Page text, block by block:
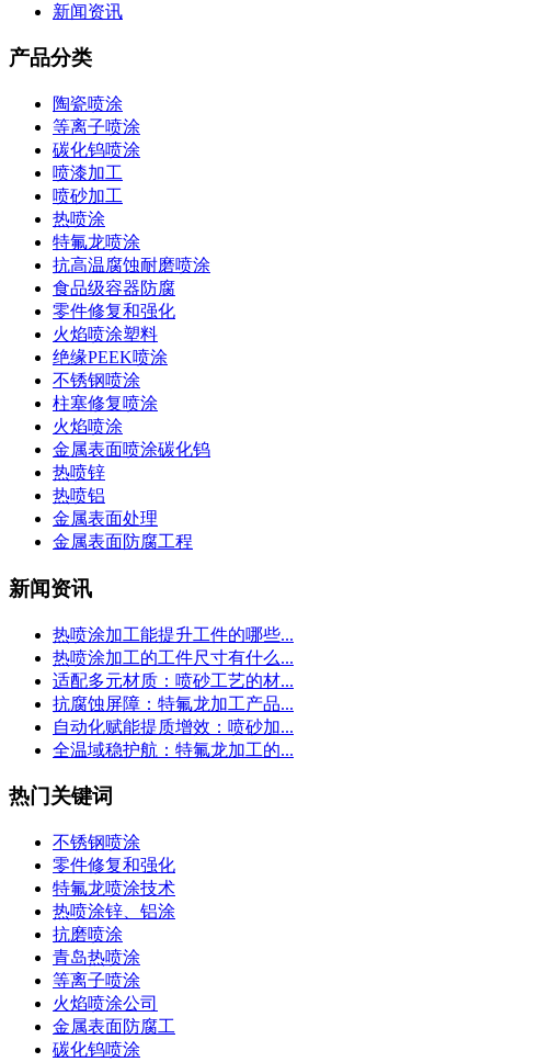
新闻资讯
产品分类
陶瓷喷涂
等离子喷涂
碳化钨喷涂
喷漆加工
喷砂加工
热喷涂
特氟龙喷涂
抗高温腐蚀耐磨喷涂
食品级容器防腐
零件修复和强化
火焰喷涂塑料
绝缘PEEK喷涂
不锈钢喷涂
柱塞修复喷涂
火焰喷涂
金属表面喷涂碳化钨
热喷锌
热喷铝
金属表面处理
金属表面防腐工程
新闻资讯
热喷涂加工能提升工件的哪些...
热喷涂加工的工件尺寸有什么...
适配多元材质：喷砂工艺的材...
抗腐蚀屏障：特氟龙加工产品...
自动化赋能提质增效：喷砂加...
全温域稳护航：特氟龙加工的...
热门关键词
不锈钢喷涂
零件修复和强化
特氟龙喷涂技术
热喷涂锌、铝涂
抗磨喷涂
青岛热喷涂
等离子喷涂
火焰喷涂公司
金属表面防腐工
碳化钨喷涂